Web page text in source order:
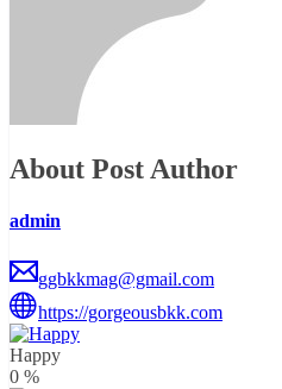
About Post Author
admin
ggbkkmag@gmail.com
https://gorgeousbkk.com
Happy
0 %